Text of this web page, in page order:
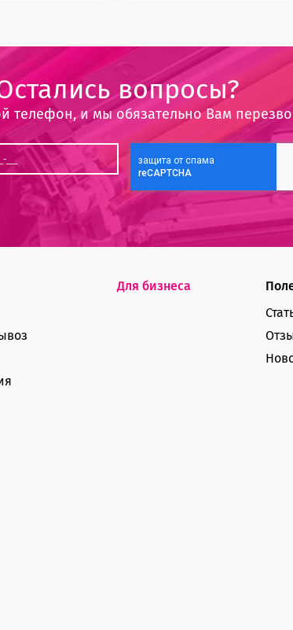
вопросы?
телефон, и мы обязательно Вам
Для бизнеса